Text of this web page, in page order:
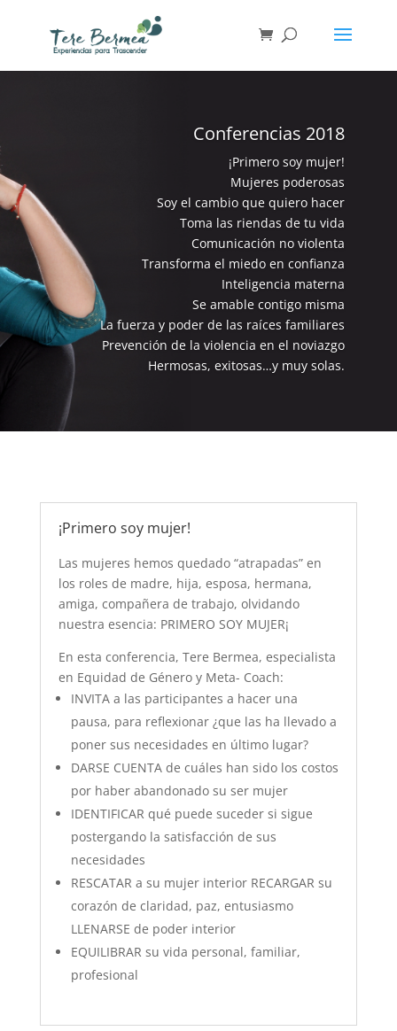
Conferencias 2018
¡Primero soy mujer!
Mujeres poderosas
Soy el cambio que quiero hacer
Toma las riendas de tu vida
Comunicación no violenta
Transforma el miedo en confianza
Inteligencia materna
Se amable contigo misma
La fuerza y poder de las raíces familiares
Prevención de la violencia en el noviazgo
Hermosas, exitosas…y muy solas.
¡Primero soy mujer!
Las mujeres hemos quedado “atrapadas” en
los roles de madre, hija, esposa, hermana,
amiga, compañera de trabajo, olvidando
nuestra esencia: PRIMERO SOY MUJER¡
En esta conferencia, Tere Bermea, especialista
en Equidad de Género y Meta- Coach:
INVITA a las participantes a hacer una
pausa, para reflexionar ¿que las ha llevado a
poner sus necesidades en último lugar?
DARSE CUENTA de cuáles han sido los costos
por haber abandonado su ser mujer
IDENTIFICAR qué puede suceder si sigue
postergando la satisfacción de sus
necesidades
RESCATAR a su mujer interior RECARGAR su
corazón de claridad, paz, entusiasmo
LLENARSE de poder interior
EQUILIBRAR su vida personal, familiar,
profesional